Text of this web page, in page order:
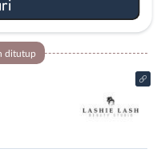
ditutup